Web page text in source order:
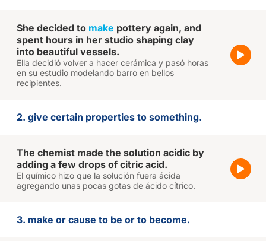
She decided to make pottery again, and
spent hours in her studio shaping clay
into beautiful vessels.
Ella decidió volver a hacer cerámica y pasó horas
en su estudio modelando barro en bellos
recipientes.
2. give certain properties to something.
The chemist made the solution acidic by
adding a few drops of citric acid.
El químico hizo que la solución fuera ácida
agregando unas pocas gotas de ácido cítrico.
3. make or cause to be or to become.